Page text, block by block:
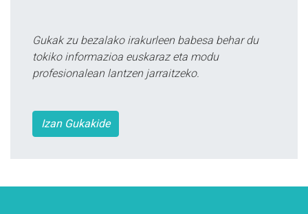
Gukak zu bezalako irakurleen babesa behar du
tokiko informazioa euskaraz eta modu
profesionalean lantzen jarraitzeko.
Izan Gukakide